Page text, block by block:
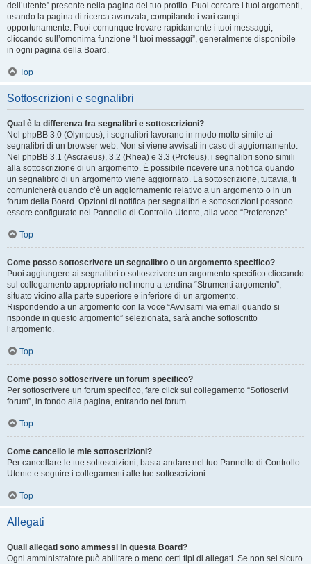
dell’utente” presente nella pagina del tuo profilo. Puoi cercare i tuoi argomenti,
usando la pagina di ricerca avanzata, compilando i vari campi
opportunamente. Puoi comunque trovare rapidamente i tuoi messaggi,
cliccando sull’omonima funzione “I tuoi messaggi”, generalmente disponibile
in ogni pagina della Board.
Top
Sottoscrizioni e segnalibri
Qual è la differenza fra segnalibri e sottoscrizioni?
Nel phpBB 3.0 (Olympus), i segnalibri lavorano in modo molto simile ai
segnalibri di un browser web. Non si viene avvisati in caso di aggiornamento.
Nel phpBB 3.1 (Ascraeus), 3.2 (Rhea) e 3.3 (Proteus), i segnalibri sono simili
alla sottoscrizione di un argomento. È possibile ricevere una notifica quando
un segnalibro di un argomento viene aggiornato. La sottoscrizione, tuttavia, ti
comunicherà quando c’è un aggiornamento relativo a un argomento o in un
forum della Board. Opzioni di notifica per segnalibri e sottoscrizioni possono
essere configurate nel Pannello di Controllo Utente, alla voce “Preferenze”.
Top
Come posso sottoscrivere un segnalibro o un argomento specifico?
Puoi aggiungere ai segnalibri o sottoscrivere un argomento specifico cliccando
sul collegamento appropriato nel menu a tendina “Strumenti argomento”,
situato vicino alla parte superiore e inferiore di un argomento.
Rispondendo a un argomento con la voce “Avvisami via email quando si
risponde in questo argomento” selezionata, sarà anche sottoscritto
l’argomento.
Top
Come posso sottoscrivere un forum specifico?
Per sottoscrivere un forum specifico, fare click sul collegamento “Sottoscrivi
forum”, in fondo alla pagina, entrando nel forum.
Top
Come cancello le mie sottoscrizioni?
Per cancellare le tue sottoscrizioni, basta andare nel tuo Pannello di Controllo
Utente e seguire i collegamenti alle tue sottoscrizioni.
Top
Allegati
Quali allegati sono ammessi in questa Board?
Ogni amministratore può abilitare o meno certi tipi di allegati. Se non sei sicuro